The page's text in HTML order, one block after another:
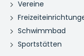
Vereine
Schwimmbad
Sportstätten